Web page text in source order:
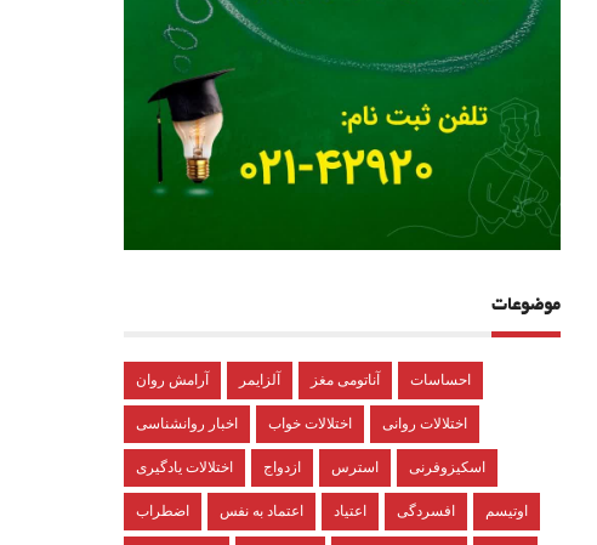
موضوعات
آرامش روان آلزایمر آناتومی مغز احساسات
اخبار روانشناسی اختلالات خواب اختلالات روانی
اختلالات یادگیری ازدواج استرس اسکیزوفرنی
اضطراب اعتماد به نفس اعتیاد افسردگی اوتیسم